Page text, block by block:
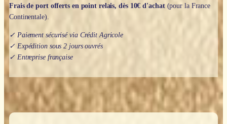
Frais de port offerts en point relais, dès 10€ d'achat(pour la France
Continentale).
✓ Paiement sécurisé via Crédit Agricole
✓ Expédition sous 2 jours ouvrés
✓ Entreprise française